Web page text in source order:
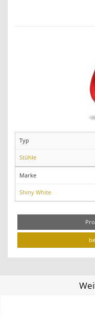
Typ
Stühle
Marke
Shiny White